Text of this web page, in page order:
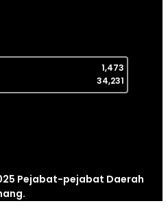
1,473
34,231
Pejabat-pejabat Daerah